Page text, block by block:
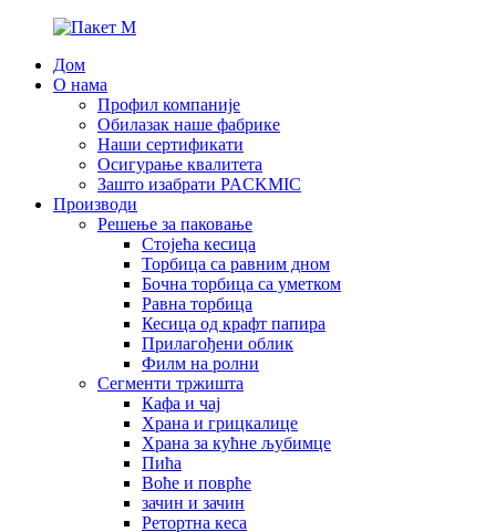
Дом
О нама
Профил компаније
Обилазак наше фабрике
Наши сертификати
Осигурање квалитета
Зашто изабрати PACKMIC
Производи
Решење за паковање
Стојећа кесица
Торбица са равним дном
Бочна торбица са уметком
Равна торбица
Кесица од крафт папира
Прилагођени облик
Филм на ролни
Сегменти тржишта
Кафа и чај
Храна и грицкалице
Храна за кућне љубимце
Пића
Воће и поврће
зачин и зачин
Ретортна кеса